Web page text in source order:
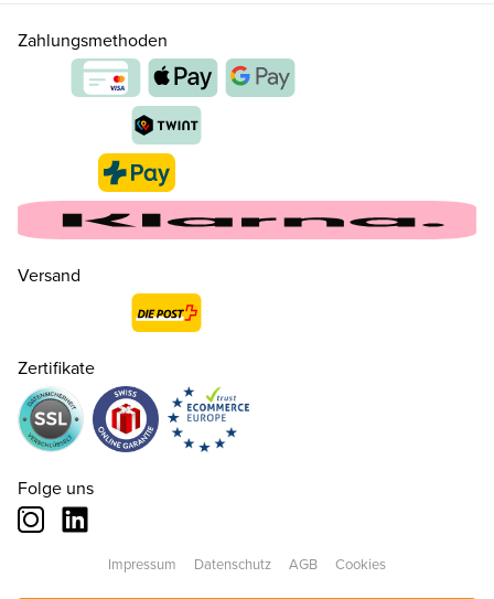
CHF 160.00
41½
42 CHF 160.00
42½
Zahlungsmethoden
Versand
Zertifikate
Folge uns
Impressum Datenschutz AGB Cookies